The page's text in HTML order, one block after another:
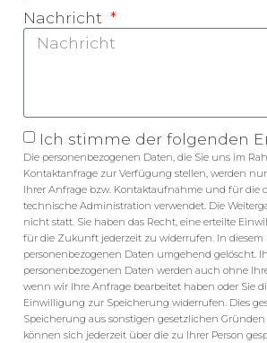
Nachricht
Ich stimme der folgenden
Die personenbezogenen Daten, die Sie uns im
Kontaktanfrage zur Verfügung stellen, werden
Ihrer Anfrage bzw. Kontaktaufnahme und für die
technische Administration verwendet. Die
nicht statt. Sie haben das Recht, eine erteilte
für die Zukunft jederzeit zu widerrufen. In diesem
personenbezogenen Daten umgehend gelöscht.
personenbezogenen Daten werden auch ohne
wenn wir Ihre Anfrage bearbeitet haben oder Sie
Einwilligung zur Speicherung widerrufen. Dies
Speicherung aus sonstigen gesetzlichen
können sich jederzeit über die zu Ihrer Person